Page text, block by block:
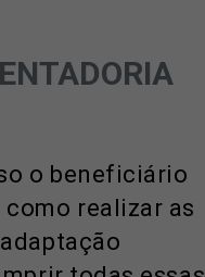
o beneficiário
realizar as